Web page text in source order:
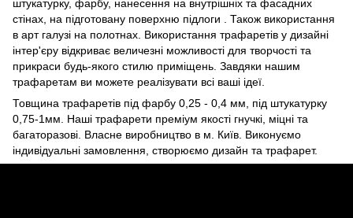
штукатурку, фарбу, нанесення на внутрішніх та фасадних
стінах, на підготовану поверхню підлоги . Також використання
в арт галузі на полотнах. Використання трафаретів у дизайні
інтер'єру відкриває величезні можливості для творчості та
прикраси будь-якого стилю приміщень. Завдяки нашим
трафаретам ви можете реалізувати всі ваші ідеї.
Товщина трафаретів під фарбу 0,25 - 0,4 мм, під штукатурку
0,75-1мм. Наші трафарети преміум якості гнучкі, міцні та
багаторазові. Власне виробництво в м. Київ. Виконуємо
індивідуальні замовлення, створюємо дизайн та трафарет.